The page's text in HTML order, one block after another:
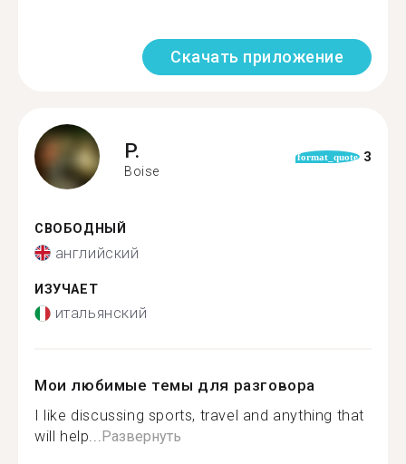
Скачать приложение
P.
Boise
format_quote 3
СВОБОДНЫЙ
английский
ИЗУЧАЕТ
итальянский
Мои любимые темы для разговора
I like discussing sports, travel and anything that
will help...Развернуть